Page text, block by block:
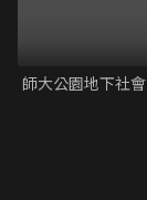
師大公園地下社會